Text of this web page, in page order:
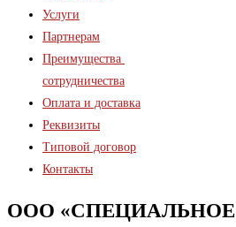
Услуги
Партнерам
Преимущества
сотрудничества
Оплата и доставка
Реквизиты
Типовой договор
Контакты
ООО «СПЕЦИАЛЬНОЕ